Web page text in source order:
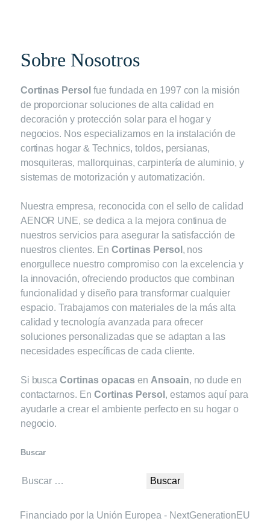
Sobre Nosotros
Cortinas Persol fue fundada en 1997 con la misión
de proporcionar soluciones de alta calidad en
decoración y protección solar para el hogar y
negocios. Nos especializamos en la instalación de
cortinas hogar & Technics, toldos, persianas,
mosquiteras, mallorquinas, carpintería de aluminio, y
sistemas de motorización y automatización.
Nuestra empresa, reconocida con el sello de calidad
AENOR UNE, se dedica a la mejora continua de
nuestros servicios para asegurar la satisfacción de
nuestros clientes. En Cortinas Persol , nos
enorgullece nuestro compromiso con la excelencia y
la innovación, ofreciendo productos que combinan
funcionalidad y diseño para transformar cualquier
espacio. Trabajamos con materiales de la más alta
calidad y tecnología avanzada para ofrecer
soluciones personalizadas que se adaptan a las
necesidades específicas de cada cliente.
Si buscaCortinas opacasen Ansoain, no dude en
contactarnos. EnCortinas Persol , estamos aquí para
ayudarle a crear el ambiente perfecto en su hogar o
negocio.
Buscar
Buscar:
Financiado por la Unión Europea - NextGenerationEU